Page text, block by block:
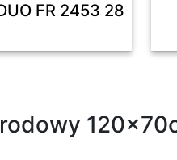
FR 2453 2850W